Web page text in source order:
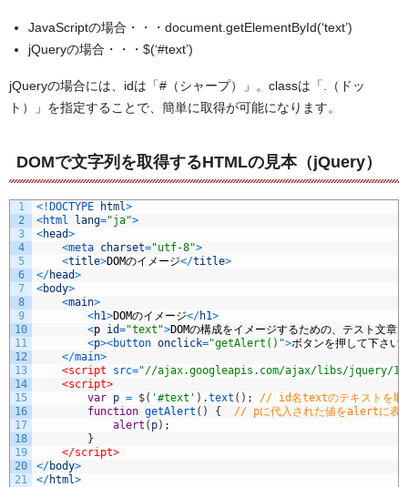
JavaScriptの場合・・・document.getElementById(‘text’)
jQueryの場合・・・$(‘#text’)
jQueryの場合には、idは「#（シャープ）」。classは「.（ドッ
ト）」を指定することで、簡単に取得が可能になります。
DOMで文字列を取得するHTMLの見本（jQuery）
1
2
3
4
5
6
7
8
9
10
11
12
13
14
15
16
17
18
19
20
21
< !DOCTYPE html>
<html lang="ja">
<head>
<meta charset="utf-8">
<title>DOMのイメージ</title>
</head>
<body>
<main>
<h1>DOMのイメージ</h1>
<p id="text">DOMの構成をイメージするための、テスト文章
<p><button onclick="getAlert()">ボタンを押して下さい
</main>
<script src="//ajax.googleapis.com/ajax/libs/jquery/
<script>
var p = $( '#text' ) .text ( ) ;
// id名textのテキストを
function getAlert ( ) {
// pに代入された値をalertに表
alert ( p) ;
}
</script>
</body>
</html>